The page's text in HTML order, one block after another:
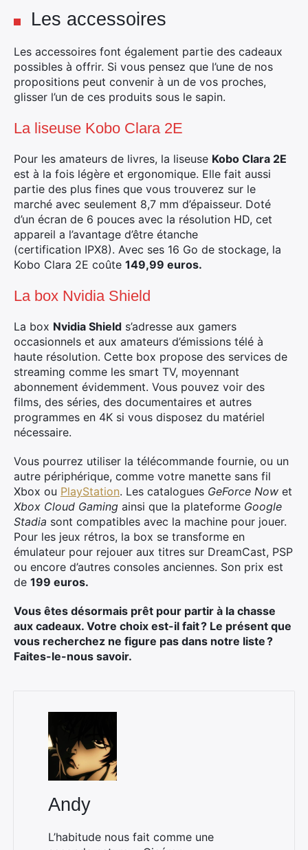
Les accessoires
Les accessoires font également partie des cadeaux
possibles à offrir. Si vous pensez que l’une de nos
propositions peut convenir à un de vos proches,
glisser l’un de ces produits sous le sapin.
La liseuse Kobo Clara 2E
Pour les amateurs de livres, la liseuse Kobo Clara 2E
est à la fois légère et ergonomique. Elle fait aussi
partie des plus fines que vous trouverez sur le
marché avec seulement 8,7 mm d’épaisseur. Doté
d’un écran de 6 pouces avec la résolution HD, cet
appareil a l’avantage d’être étanche
(certification IPX8). Avec ses 16 Go de stockage, la
Kobo Clara 2E coûte 149,99 euros.
La box Nvidia Shield
La box Nvidia Shield s’adresse aux gamers
occasionnels et aux amateurs d’émissions télé à
haute résolution. Cette box propose des services de
streaming comme les smart TV, moyennant
abonnement évidemment. Vous pouvez voir des
films, des séries, des documentaires et autres
programmes en 4K si vous disposez du matériel
nécessaire.
Vous pourrez utiliser la télécommande fournie, ou un
autre périphérique, comme votre manette sans fil
Xbox ou PlayStation. Les catalogues GeForce Now et
Xbox Cloud Gaming ainsi que la plateforme Google
Stadia sont compatibles avec la machine pour jouer.
Pour les jeux rétros, la box se transforme en
émulateur pour rejouer aux titres sur DreamCast, PSP
ou encore d’autres consoles anciennes. Son prix est
de 199 euros.
Vous êtes désormais prêt pour partir à la chasse
aux cadeaux. Votre choix est-il fait ? Le présent que
vous recherchez ne figure pas dans notre liste ?
Faites-le-nous savoir.
Andy
L’habitude nous fait comme une